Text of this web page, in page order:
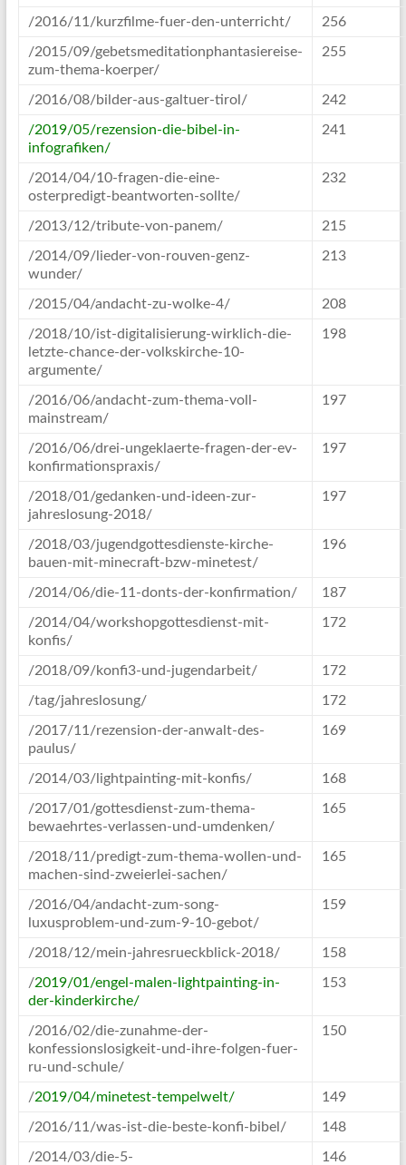
/2016/11/kurzfilme-fuer-den-unterricht/ 256
/2015/09/gebetsmeditationphantasiereise-
zum-thema-koerper/
255
/2016/08/bilder-aus-galtuer-tirol/ 242
/2019/05/rezension-die-bibel-in-
infografiken/
241
/2014/04/10-fragen-die-eine-
osterpredigt-beantworten-sollte/
232
/2013/12/tribute-von-panem/ 215
/2014/09/lieder-von-rouven-genz-
wunder/
213
/2015/04/andacht-zu-wolke-4/ 208
/2018/10/ist-digitalisierung-wirklich-die-
letzte-chance-der-volkskirche-10-
argumente/
198
/2016/06/andacht-zum-thema-voll-
mainstream/
197
/2016/06/drei-ungeklaerte-fragen-der-ev-
konfirmationspraxis/
197
/2018/01/gedanken-und-ideen-zur-
jahreslosung-2018/
197
/2018/03/jugendgottesdienste-kirche-
bauen-mit-minecraft-bzw-minetest/
196
/2014/06/die-11-donts-der-konfirmation/ 187
/2014/04/workshopgottesdienst-mit-
konfis/
172
/2018/09/konfi3-und-jugendarbeit/ 172
/tag/jahreslosung/ 172
/2017/11/rezension-der-anwalt-des-
paulus/
169
/2014/03/lightpainting-mit-konfis/ 168
/2017/01/gottesdienst-zum-thema-
bewaehrtes-verlassen-und-umdenken/
165
/2018/11/predigt-zum-thema-wollen-und-
machen-sind-zweierlei-sachen/
165
/2016/04/andacht-zum-song-
luxusproblem-und-zum-9-10-gebot/
159
/2018/12/mein-jahresrueckblick-2018/ 158
/2019/01/engel-malen-lightpainting-in-
der-kinderkirche/
153
/2016/02/die-zunahme-der-
konfessionslosigkeit-und-ihre-folgen-fuer-
ru-und-schule/
150
/2019/04/minetest-tempelwelt/ 149
/2016/11/was-ist-die-beste-konfi-bibel/ 148
/2014/03/die-5-
146